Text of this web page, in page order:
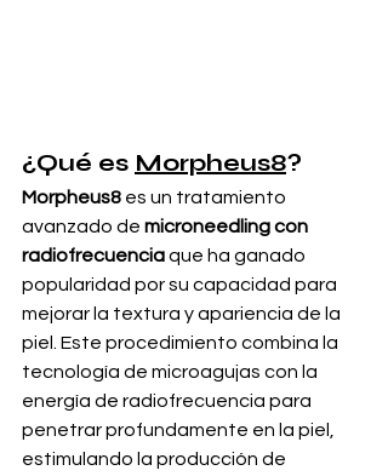
¿Qué es Morpheus8?
Morpheus8 es un tratamiento
avanzado de microneedling con
radiofrecuencia que ha ganado
popularidad por su capacidad para
mejorar la textura y apariencia de la
piel. Este procedimiento combina la
tecnología de microagujas con la
energía de radiofrecuencia para
penetrar profundamente en la piel,
estimulando la producción de